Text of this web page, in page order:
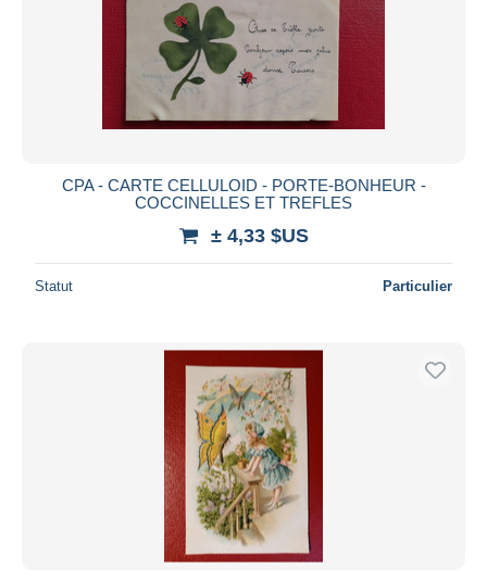
CPA - CARTE CELLULOID - PORTE-BONHEUR -
COCCINELLES ET TREFLES
± 4,33 $US
Statut Particulier